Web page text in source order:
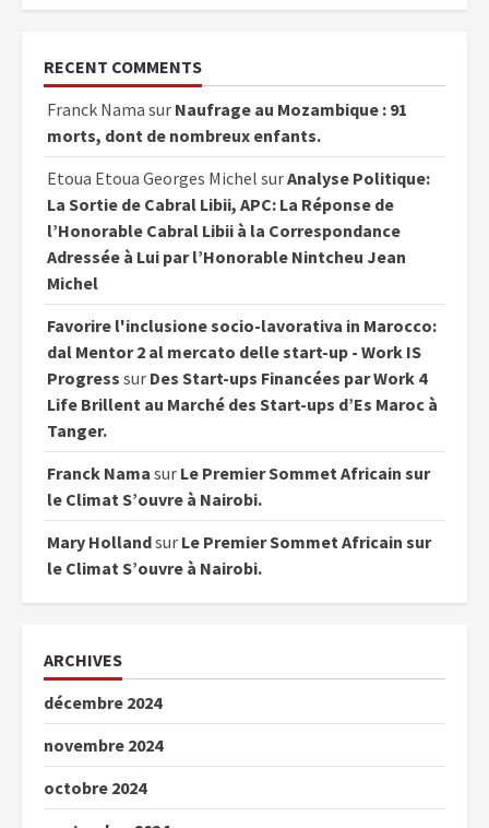
RECENT COMMENTS
Franck Nama sur Naufrage au Mozambique : 91
morts, dont de nombreux enfants.
Etoua Etoua Georges Michel surAnalyse Politique:
La Sortie de Cabral Libii, APC: La Réponse de
l’Honorable Cabral Libii à la Correspondance
Adressée à Lui par l’Honorable Nintcheu Jean
Michel
Favorire l'inclusione socio-lavorativa in Marocco:
dal Mentor 2 al mercato delle start-up - Work IS
Progress sur Des Start-ups Financées par Work 4
Life Brillent au Marché des Start-ups d’Es Maroc à
Tanger.
Franck Nama sur Le Premier Sommet Africain sur
le Climat S’ouvre à Nairobi.
Mary Hollandsur Le Premier Sommet Africain sur
le Climat S’ouvre à Nairobi.
ARCHIVES
décembre 2024
novembre 2024
octobre 2024